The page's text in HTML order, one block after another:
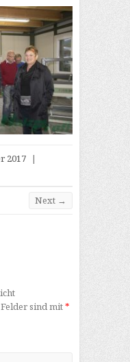
2017 |
Next →
sind mit*